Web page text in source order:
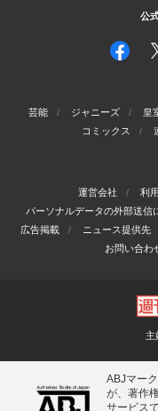
公
芸能 ジャニーズ 皇
コミックス
運営会社 利
パーソナルデータの外部送信
広告掲載
ニュース提供先
お問い合わ
主
ABJマー
が、著作
サービス